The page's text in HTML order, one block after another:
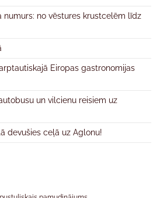
numurs: no vēstures krustcelēm līdz
Eiropas gastronomijas
un vilcienu reisiem uz
devušies ceļā uz Aglonu!